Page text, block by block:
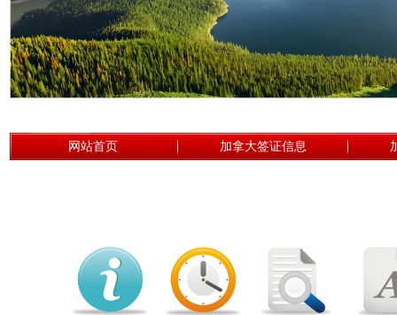
网站首页 加拿大签证信息